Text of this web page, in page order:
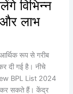
विभिन्न
लाभ
रूप से गरीब
दी गई है। नीचे
BPL List 2024
कर सकते हैं। केंद्र